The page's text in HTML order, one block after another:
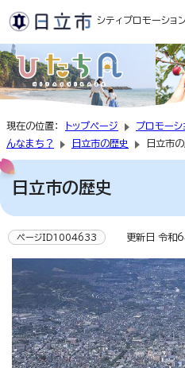
シティプロモーショ
現在の位置： トップページ プロモー
んなまち？
日立市の歴史 日立市
日立市の歴史
ページID1004633 更新日 令和6